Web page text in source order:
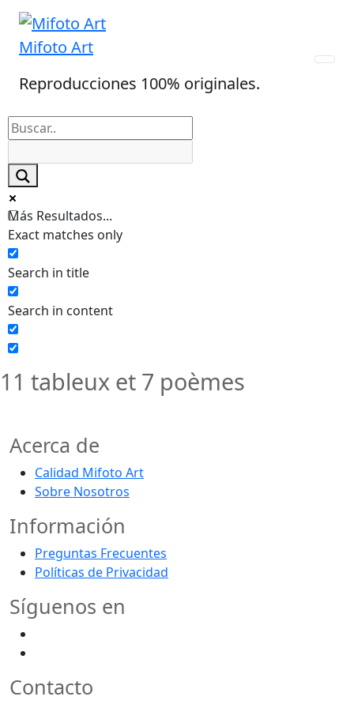
Skip
content
Mifoto Art
Reproducciones 100% originales.
Más Resultados...
Exact matches only
Search in title
Search in content
11 tableux et 7 poèmes
Acerca de
Calidad Mifoto Art
Sobre Nosotros
Información
Preguntas Frecuentes
Políticas de Privacidad
Síguenos en
Contacto